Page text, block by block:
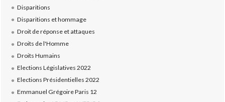
Disparitions
Disparitions et hommage
Droit de réponse et attaques
Droits de l'Homme
Droits Humains
Elections Législatives 2022
Elections Présidentielles 2022
Emmanuel Grégoire Paris 12